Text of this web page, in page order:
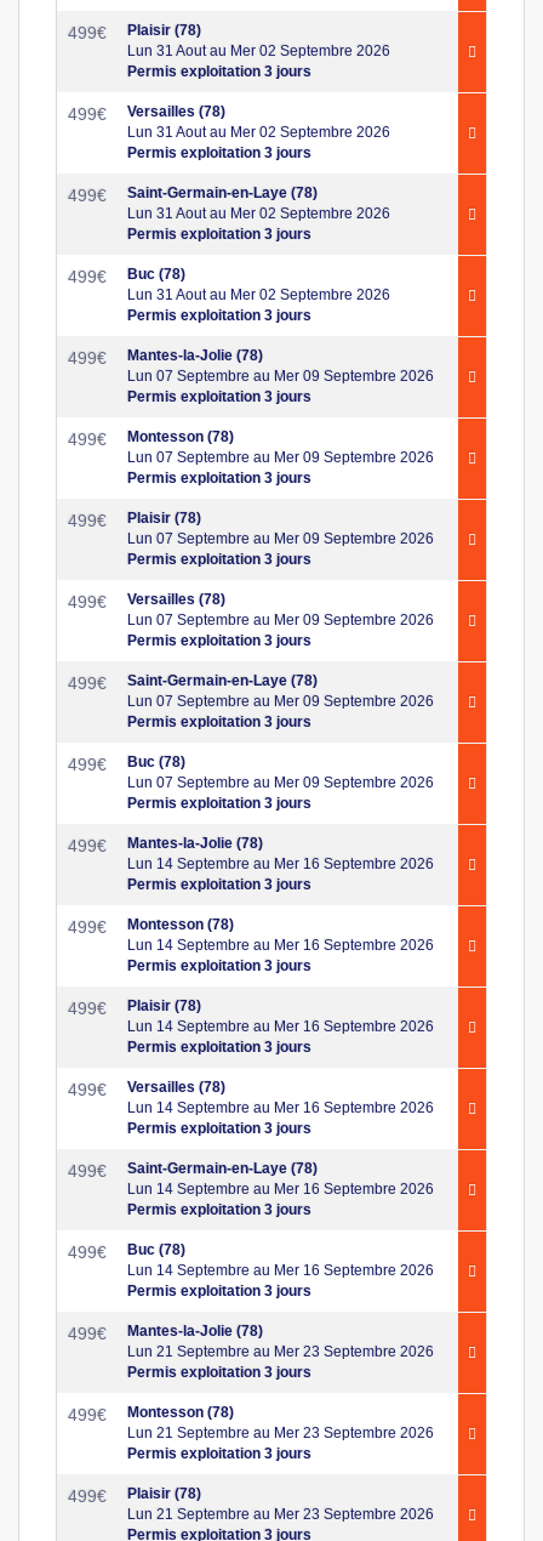
499€
Plaisir (78)
Lun 31 Aout au Mer 02 Septembre 2026
Permis exploitation 3 jours
499€
Versailles (78)
Lun 31 Aout au Mer 02 Septembre 2026
Permis exploitation 3 jours
499€
Saint-Germain-en-Laye (78)
Lun 31 Aout au Mer 02 Septembre 2026
Permis exploitation 3 jours
499€
Buc (78)
Lun 31 Aout au Mer 02 Septembre 2026
Permis exploitation 3 jours
499€
Mantes-la-Jolie (78)
Lun 07 Septembre au Mer 09 Septembre 2026
Permis exploitation 3 jours
499€
Montesson (78)
Lun 07 Septembre au Mer 09 Septembre 2026
Permis exploitation 3 jours
499€
Plaisir (78)
Lun 07 Septembre au Mer 09 Septembre 2026
Permis exploitation 3 jours
499€
Versailles (78)
Lun 07 Septembre au Mer 09 Septembre 2026
Permis exploitation 3 jours
499€
Saint-Germain-en-Laye (78)
Lun 07 Septembre au Mer 09 Septembre 2026
Permis exploitation 3 jours
499€
Buc (78)
Lun 07 Septembre au Mer 09 Septembre 2026
Permis exploitation 3 jours
499€
Mantes-la-Jolie (78)
Lun 14 Septembre au Mer 16 Septembre 2026
Permis exploitation 3 jours
499€
Montesson (78)
Lun 14 Septembre au Mer 16 Septembre 2026
Permis exploitation 3 jours
499€
Plaisir (78)
Lun 14 Septembre au Mer 16 Septembre 2026
Permis exploitation 3 jours
499€
Versailles (78)
Lun 14 Septembre au Mer 16 Septembre 2026
Permis exploitation 3 jours
499€
Saint-Germain-en-Laye (78)
Lun 14 Septembre au Mer 16 Septembre 2026
Permis exploitation 3 jours
499€
Buc (78)
Lun 14 Septembre au Mer 16 Septembre 2026
Permis exploitation 3 jours
499€
Mantes-la-Jolie (78)
Lun 21 Septembre au Mer 23 Septembre 2026
Permis exploitation 3 jours
499€
Montesson (78)
Lun 21 Septembre au Mer 23 Septembre 2026
Permis exploitation 3 jours
499€
Plaisir (78)
Lun 21 Septembre au Mer 23 Septembre 2026
Permis exploitation 3 jours